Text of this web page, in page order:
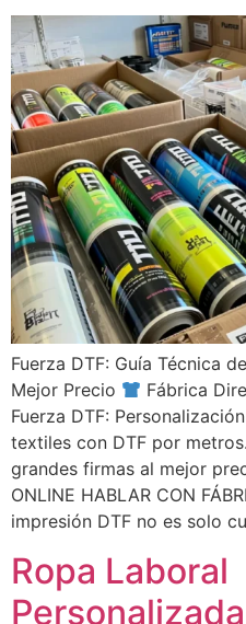
Fuerza DTF: Guía Técnica
Mejor Precio
Fábrica
Fuerza DTF:
textiles con DTF por
grandes firmas al mejor
ONLINE HABLAR CON
impresión DTF no es solo
Ropa Laboral